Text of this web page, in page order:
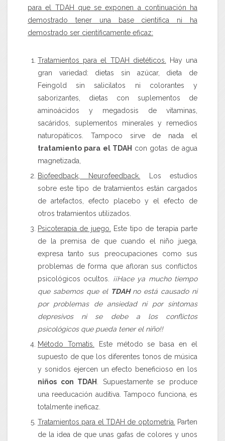
para el TDAH que se exponen a continuación ha
demostrado tener una base científica ni ha
demostrado ser científicamente eficaz:
Tratamientos para el TDAH dietéticos.
Hay una
gran variedad: dietas sin azúcar, dieta de
Feingold sin salicilatos ni colorantes y
saborizantes, dietas con suplementos de
aminoácidos y megadosis de vitaminas,
sacáridos, suplementos minerales y remedios
naturopáticos. Tampoco sirve de nada el
tratamiento para el TDAH con gotas de agua
magnetizada,
Biofeedback, Neurofeedback.
Los estudios
sobre este tipo de tratamientos están cargados
de artefactos, efecto placebo y el efecto de
otros tratamientos utilizados.
Psicoterapia de juego.
Este tipo de terapia parte
de la premisa de que cuando el niño juega,
expresa tanto sus preocupaciones como sus
problemas de forma que afloran sus conflictos
psicológicos ocultos.
¡¡Hace ya mucho tiempo
que sabemos que el TDAHno está causado ni
por problemas de ansiedad ni por síntomas
depresivos ni se debe a los conflictos
psicológicos que pueda tener el niño!!
Método Tomatis.
Este método se basa en el
supuesto de que los diferentes tonos de música
y sonidos ejercen un efecto beneficioso en los
niños con TDAH
. Supuestamente se produce
una reeducación auditiva. Tampoco funciona, es
totalmente ineficaz.
Tratamientos para el TDAH de optometría.
Parten
de la idea de que unas gafas de colores y unos